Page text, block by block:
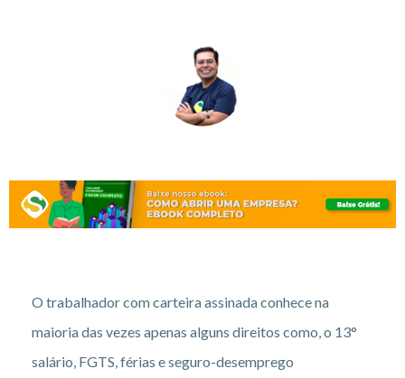
O trabalhador com carteira assinada conhece na
maioria das vezes apenas alguns direitos como, o 13°
salário, FGTS, férias e seguro-desemprego